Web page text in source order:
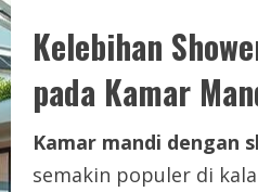
Kelebihan
pada Kamar
Kamar mandi dengan
semakin populer di